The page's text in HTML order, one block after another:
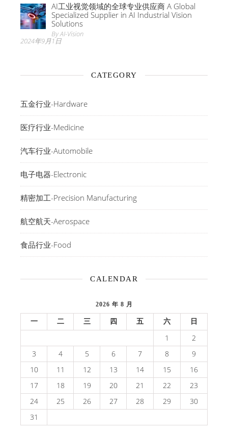
AI工业视觉领域的全球专业供应商 A Global
Specialized Supplier in AI Industrial Vision
Solutions
By AI-Vision
2024年9月1日
CATEGORY
五金行业-Hardware
医疗行业-Medicine
汽车行业-Automobile
电子电器-Electronic
精密加工-Precision Manufacturing
航空航天-Aerospace
食品行业-Food
CALENDAR
2026 年 8 月
一 二 三 四 五 六 日
1
2
3
4 5 6 7 8
9
10
11 12 13 14 15
16
17
18 19 20 21 22
23
24
25 26 27 28 29
30
31